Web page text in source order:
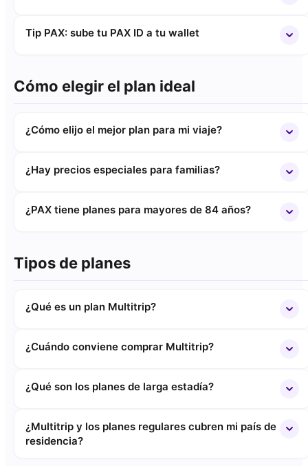
Tip PAX: sube tu PAX ID a tu wallet
Cómo elegir el plan ideal
¿Cómo elijo el mejor plan para mi viaje?
¿Hay precios especiales para familias?
¿PAX tiene planes para mayores de 84 años?
Tipos de planes
¿Qué es un plan Multitrip?
¿Cuándo conviene comprar Multitrip?
¿Qué son los planes de larga estadía?
¿Multitrip y los planes regulares cubren mi país de
residencia?